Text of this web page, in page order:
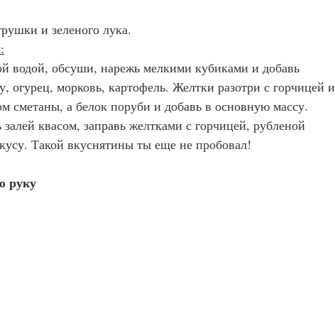
и зеленого лука.
водой, обсуши, нарежь мелкими кубиками и добавь
огурец, морковь, картофель. Желтки разотри с горчицей и
сметаны, а белок поруби и добавь в основную массу.
квасом, заправь желтками с горчицей, рубленой
Такой вкуснятины ты еще не пробовал!
руку